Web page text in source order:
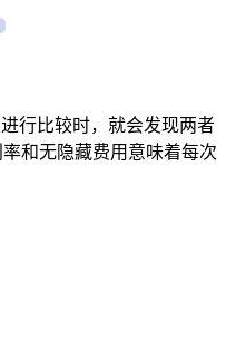
行比较时，就会发现两者
和无隐藏费用意味着每次